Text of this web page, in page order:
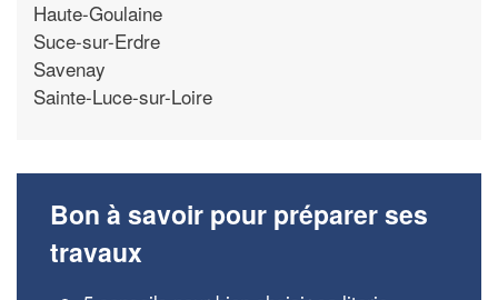
Haute-Goulaine
Suce-sur-Erdre
Savenay
Sainte-Luce-sur-Loire
Bon à savoir pour préparer ses
travaux